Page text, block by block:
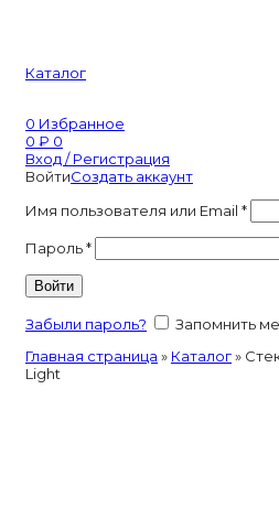
Каталог
0 Избранное
0 ₽ 0
Вход / Регистрация
ВойтиСоздать аккаунт
Имя пользователя или Email *
Пароль*
Войти
Забыли пароль?
Запомнить
Главная страница » Каталог»
Light